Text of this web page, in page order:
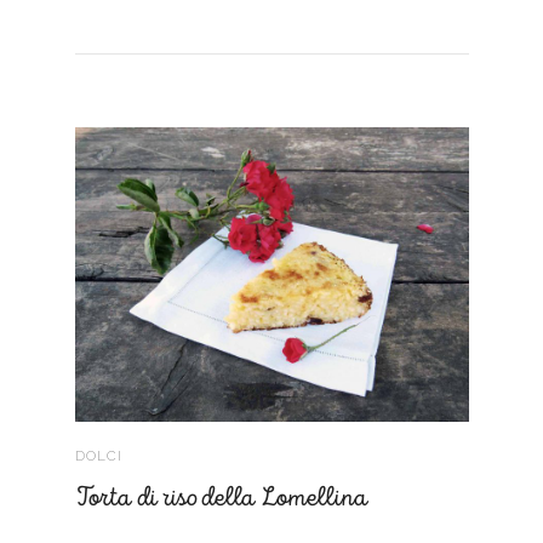
DOLCI
Torta di riso della Lomellina